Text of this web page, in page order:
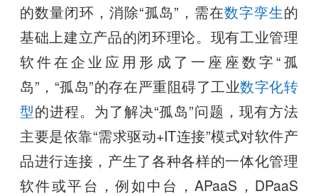
的数量闭环，消除“孤岛”，需在数字孪生的
基础上建立产品的闭环理论。现有工业管理
软件在企业应用形成了一座座数字“孤
岛”，“孤岛”的存在严重阻碍了工业数字化转
型的进程。为了解决“孤岛”问题，现有方法
主要是依靠“需求驱动+IT连接”模式对软件产
品进行连接，产生了各种各样的一体化管理
软件或平台，例如中台，APaaS，DPaaS